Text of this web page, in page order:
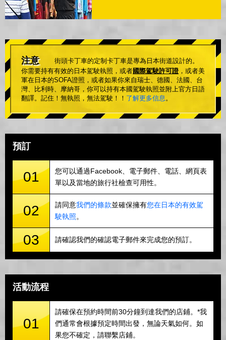
注意
街頭卡丁車的定制卡丁車是專為日本街道設計的。
你需要持有有效的日本駕駛執照，或者國際駕駛許可證 ，或者美
軍在日本的SOFA證照，或者如果你來自瑞士、德國、法國、台
灣、比利時、摩納哥，你可以持有本國駕駛執照並附上官方日語
翻譯。記住！無執照，無法駕駛！！ 了解更多信息。
預訂
01
您可以通過Facebook、電子郵件、電話、網頁表
單以及當地的旅行社檢查可用性。
02 請同意我們的條款並確保擁有您在日本的有效駕
駛執照。
03 請確認我們的確認電子郵件來完成您的預訂。
活動流程
01
請確保在預約時間前30分鐘到達我們的店鋪。*我
們通常會根據預定時間出發，無論天氣如何。如
果您不確定，請聯繫店鋪。